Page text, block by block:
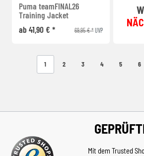
Puma teamFINAL26
Training Jacket
ab 41,90 € *
69,95 € *UVP
1 2 3 4 5 6
Mit dem Trusted